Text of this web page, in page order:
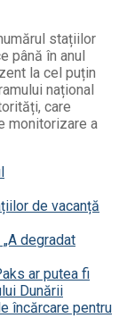
stațiilor
până în anul
la cel puțin
național
care
monitorizare a
de vacanță
degradat
ar putea fi
Dunării
încărcare pentru